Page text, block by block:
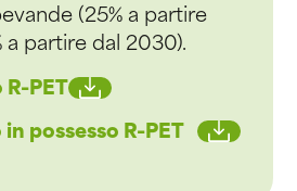
(25% a partire
a partire dal 2030).
R-PET
possesso R-PET